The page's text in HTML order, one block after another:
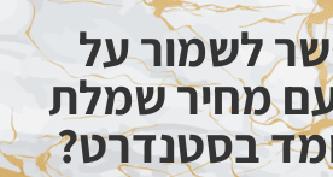
לשמור על
עם מחיר שמלת
בסטנדרט?